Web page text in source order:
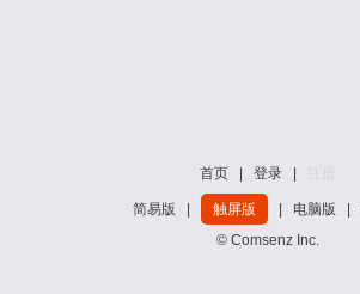
首页 登录
简易版 触屏版 电脑版
© Comsenz Inc.